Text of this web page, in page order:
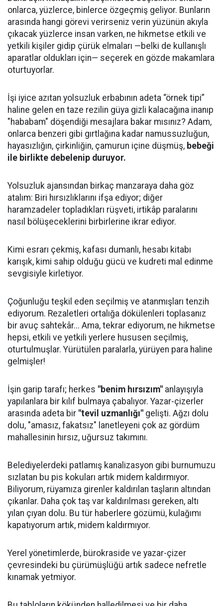
onlarca, yüzlerce, binlerce özgeçmiş geliyor. Bunların
arasında hangi görevi verirseniz verin yüzünün akıyla
çıkacak yüzlerce insan varken, ne hikmetse etkili ve
yetkili kişiler gidip çürük elmaları —belki de kullanışlı
aparatlar oldukları için— seçerek en gözde makamlara
oturtuyorlar.
İşi iyice azıtan yolsuzluk erbabının adeta “örnek tipi”
haline gelen en taze rezilin güya gizli kalacağına inanıp
"hababam" döşendiği mesajlara bakar mısınız? Adam,
onlarca benzeri gibi gırtlağına kadar namussuzluğun,
hayasızlığın, çirkinliğin, çamurun içine düşmüş, bebeği
ile birlikte debelenip duruyor.
Yolsuzluk ajansından birkaç manzaraya daha göz
atalım: Biri hırsızlıklarını ifşa ediyor; diğer
haramzadeler topladıkları rüşveti, irtikâp paralarını
nasıl bölüşeceklerini birbirlerine ikrar ediyor.
Kimi esrarı çekmiş, kafası dumanlı, hesabı kitabı
karışık, kimi sahip olduğu gücü ve kudreti mal edinme
sevgisiyle kirletiyor.
Çoğunluğu teşkil eden seçilmiş ve atanmışları tenzih
ediyorum. Rezaletleri ortalığa dökülenleri toplasanız
bir avuç sahtekâr... Ama, tekrar ediyorum, ne hikmetse
hepsi, etkili ve yetkili yerlere hususen seçilmiş,
oturtulmuşlar. Yürütülen paralarla, yürüyen para haline
gelmişler!
İşin garip tarafı; herkes "benim hırsızım" anlayışıyla
yapılanlara bir kılıf bulmaya çabalıyor. Yazar-çizerler
arasında adeta bir "tevil uzmanlığı" gelişti. Ağzı dolu
dolu, "amasız, fakatsız" lanetleyeni çok az gördüm
mahallesinin hırsız, uğursuz takımını.
Belediyelerdeki patlamış kanalizasyon gibi burnumuzu
sızlatan bu pis kokuları artık midem kaldırmıyor.
Biliyorum, rüyamıza girenler kaldırılan taşların altından
çıkanlar. Daha çok taş var kaldırılması gereken, altı
yılan çıyan dolu. Bu tür haberlere gözümü, kulağımı
kapatıyorum artık, midem kaldırmıyor.
Yerel yönetimlerde, bürokraside ve yazar-çizer
çevresindeki bu çürümüşlüğü artık sadece nefretle
kınamak yetmiyor.